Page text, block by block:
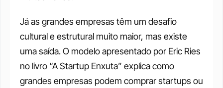
Já as grandes empresas têm um desafio
cultural e estrutural muito maior, mas existe
uma saída. O modelo apresentado por Eric Ries
no livro “A Startup Enxuta” explica como
grandes empresas podem comprar startups ou